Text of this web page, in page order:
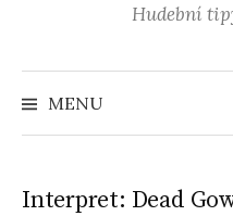
Hudební
MENU
Interpret: Dead